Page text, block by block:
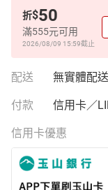
折$50
滿555元可用
2026/08/09 15:59截止
配送 無實體配送
付款 信用卡／
信用卡優惠